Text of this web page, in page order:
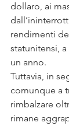
dollaro, ai
rendimenti
statunitensi,
un anno.
Tuttavia, in
comunque a
rimbalzare
rimane